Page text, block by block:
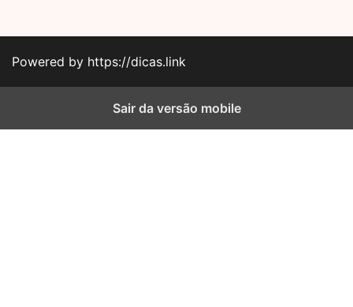
Powered by https://dicas.link
Sair da versão mobile